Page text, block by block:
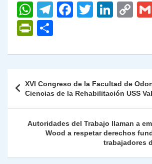
W
h
at
s
p
p
T
gr
m
F
e
o
o
k
T
er
Li
e
n
C
y
n
k
P
nt
Fr
ie
n
dl
m
ar
tir
de
entradas
XVI Congreso de la Facultad de
Ciencias de la Rehabilitación USS
Autoridades del Trabajo llaman a
Wood a respetar derechos
trabajadores